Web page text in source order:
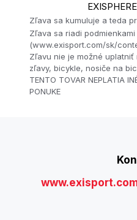
Zľava sa kumuluje a teda
Zľava sa riadi
(www.exisport.com/sk/
Zľavu nie je možné
zľavy, bicykle, nosiče na
TENTO TOVAR NEPLATIA
PONUKE